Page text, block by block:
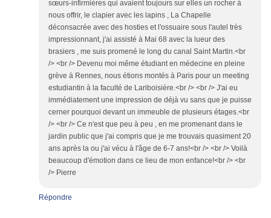
sœurs-infirmières qui avaient toujours sur elles un rocher à
nous offrir, le clapier avec les lapins , La Chapelle
déconsacrée avec des hosties et l'ossuaire sous l'autel très
impressionnant, j'ai assisté à Mai 68 avec la lueur des
brasiers , me suis promené le long du canal Saint Martin.<br
/> <br /> Devenu moi même étudiant en médecine en pleine
grève à Rennes, nous étions montés à Paris pour un meeting
estudiantin à la faculté de Lariboisière.<br /> <br /> J'ai eu
immédiatement une impression de déjà vu sans que je puisse
cerner pourquoi devant un immeuble de plusieurs étages.<br
/> <br /> Ce n'est que peu à peu , en me promenant dans le
jardin public que j'ai compris que je me trouvais quasiment 20
ans après la ou j'ai vécu à l'âge de 6-7 ans!<br /> <br /> Voilà
beaucoup d'émotion dans ce lieu de mon enfance!<br /> <br
/> Pierre
Répondre